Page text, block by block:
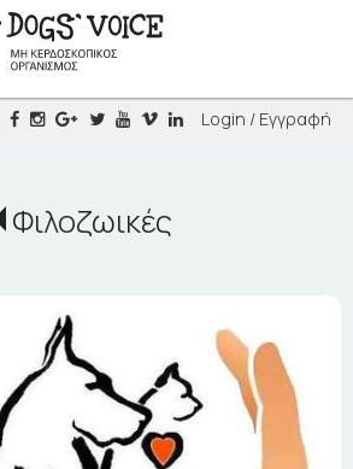
Login / Εγγραφή
Φιλοζωικές